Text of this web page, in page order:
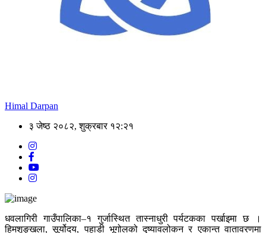
Himal Darpan
३ जेष्ठ २०८२, शुक्रबार १२:२१
धवलागिरी गाउँपालिका–१ गुर्जास्थित तास्नाधुरी पर्यटकका पर्खाइमा छ ।
हिमशृङ्खला, सूर्योदय, पहाडी भूगोलको दृष्यावलोकन र एकान्त वातावरणमा